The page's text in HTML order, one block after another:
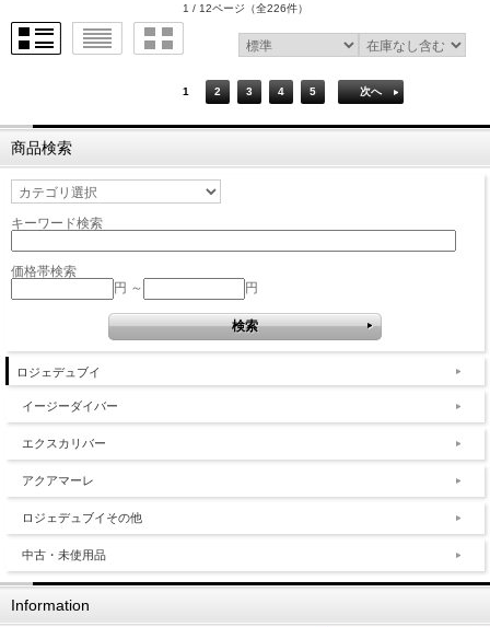
1 / 12ページ （全226件）
1 2 3 4 5 次へ
商品検索
キーワード検索
価格帯検索
円 ～
円
ロジェデュブイ
イージーダイバー
エクスカリバー
アクアマーレ
ロジェデュブイその他
中古・未使用品
Information